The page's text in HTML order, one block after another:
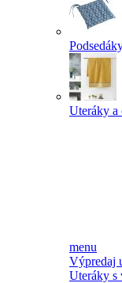
Uteráky a
menu
Výpredaj
Uteráky s